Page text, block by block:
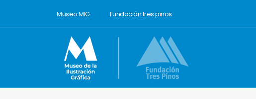
Museo MIG Fundación tres pinos